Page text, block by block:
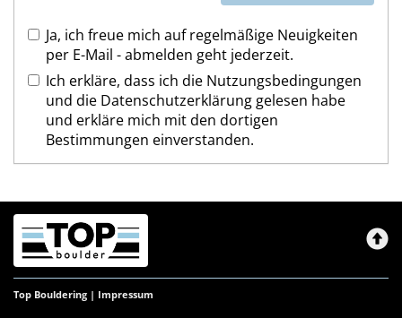
Ja, ich freue mich auf regelmäßige Neuigkeiten
per E-Mail - abmelden geht jederzeit.
Ich erkläre, dass ich die Nutzungsbedingungen
und die Datenschutzerklärunggelesen habe
und erkläre mich mit den dortigen
Bestimmungen einverstanden.
Top Bouldering | Impressum